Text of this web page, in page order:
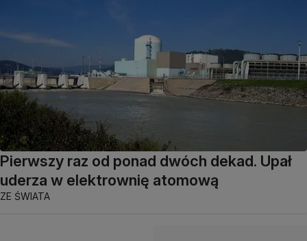
Pierwszy raz od ponad dwóch dekad. Upał
uderza w elektrownię atomową
ZE ŚWIATA